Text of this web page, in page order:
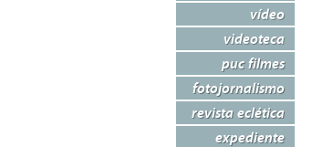
vídeo
videoteca
puc filmes
fotojornalismo
revista eclética
expediente